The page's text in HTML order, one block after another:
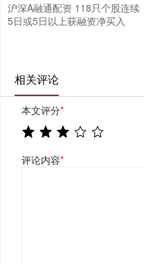
沪深A融通配资 118只个股连续
5日或5日以上获融资净买入
相关评论
本文评分*
评论内容*